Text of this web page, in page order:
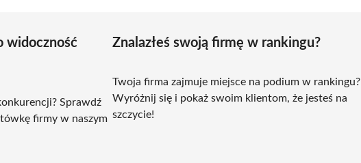
widoczność
Sprawdź
firmy w naszym
Znalazłeś swoją firmę w rankingu?
Twoja firma zajmuje miejsce na podium w rankingu?
Wyróżnij się i pokaż swoim klientom, że jesteś na
szczycie!